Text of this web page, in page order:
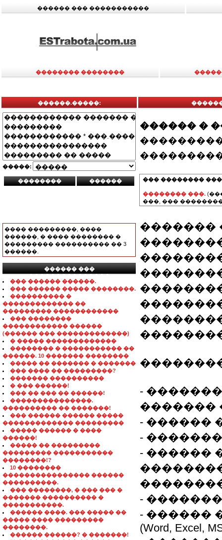
������ ��� �����������
�������� ��������
������.�����:
�����:
���� ���������, ����
������, � ���� �������� �
��������� ���������� �� 3
������.
������ ���
���������������
��� ������ ������.
��� ������ ����� ��������.
���������� �
������������� ��
��������� ������������
��� ��������
������������ ������
(������ ��� �������������)
� ����� �������������
�������� � ����������� ��
������. 10 ������� ��������
����� �� ������� � �������
��� ���� �� ���������?
������� ����������
� ��� ������!
��� �� ��� �� ������!
���������������.
���������� �� �������!
��� ������ ������ �����
������������� ���������
����� ������ � ����
������!
����� �� ���������
��������� �����������
��������!?
10 ��������
���������������� ������
����������.
��� ��������, � ��� ��� �
������� ���������� �
�����������.
������ ����. ��� ����� ��
����� ���� ���������
��������.
������ ������? � �������!
������ �
��� ��������
�������� ���.
���, ���
�������
-
�������
- ������
-
- ������
-
- ������
(Word, Excel,